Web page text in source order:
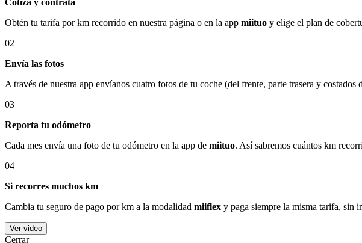
Obtén tu tarifa por km recorrido en nuestra página o en la app miituo y elige el plan de
02
Envía las fotos
A través de nuestra app envíanos cuatro fotos de tu coche (del frente, parte trasera y
03
Reporta tu odómetro
Cada mes envía una foto de tu odómetro en la app de miituo. Así sabremos cuántos km
04
Si recorres muchos km
Cambia tu seguro de pago por km a la modalidad miiflex y paga siempre la misma tarifa, sin
Ver video
Cerrar